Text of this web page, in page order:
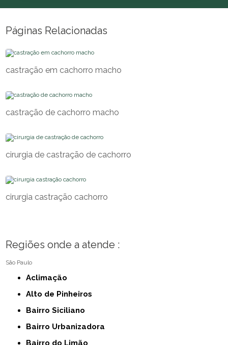
Páginas Relacionadas
castração em cachorro macho
castração de cachorro macho
cirurgia de castração de cachorro
cirurgia castração cachorro
Regiões onde a atende :
São Paulo
Aclimação
Alto de Pinheiros
Bairro Siciliano
Bairro Urbanizadora
Bairro do Limão